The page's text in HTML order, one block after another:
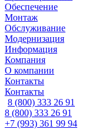
Обеспечение
Монтаж
Обслуживание
Модернизация
Информация
Компания
О компании
Контакты
Контакты
8 (800) 333 26 91
8 (800) 333 26 91
+7 (993) 361 99 94